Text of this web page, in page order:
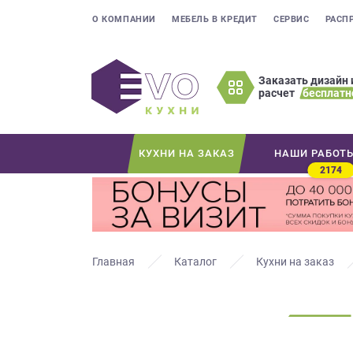
О КОМПАНИИ МЕБЕЛЬ В КРЕДИТ СЕРВИС
Заказать дизайн
расчет
КУХНИ НА ЗАКАЗ НАШИ
2174
Главная Каталог Кухни на заказ
ваши